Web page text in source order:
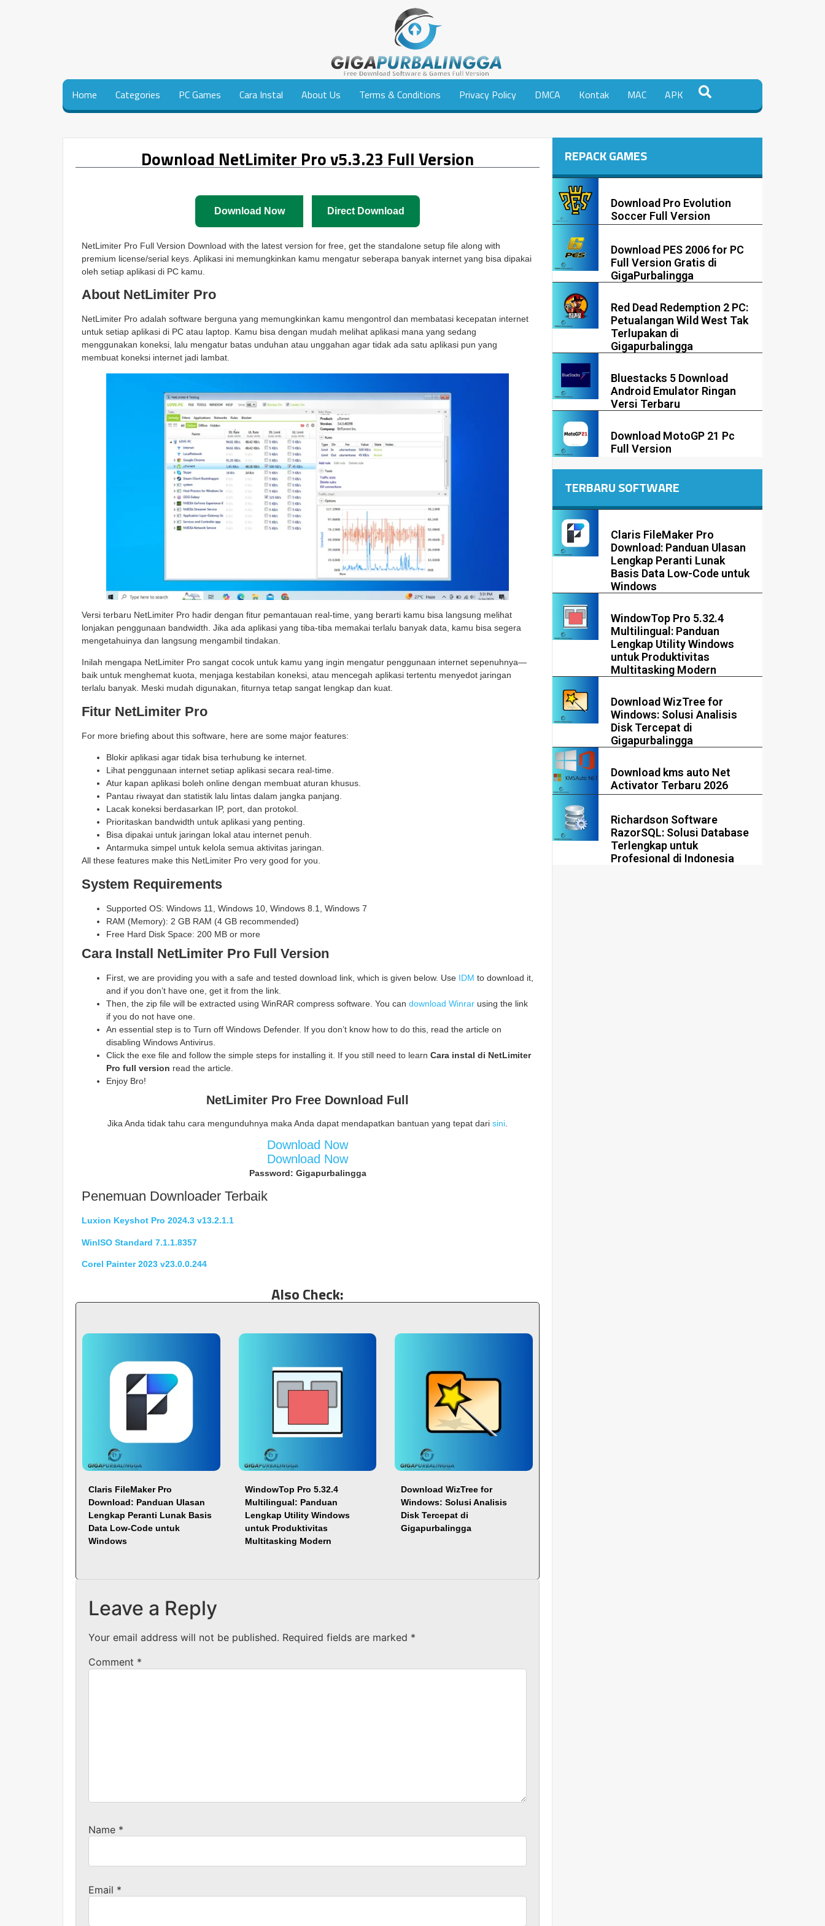
Home Categories PC Games Cara Instal About Us Terms & Conditions Privacy Policy DMCA Kontak MAC APK
Download NetLimiter Pro v5.3.23 Full Version
Download Now Direct Download
NetLimiter Pro Full Version Download with the latest version for free, get the standalone setup file along with
premium license/serial keys. Aplikasi ini memungkinkan kamu mengatur seberapa banyak internet yang bisa dipakai
oleh setiap aplikasi di PC kamu.
About NetLimiter Pro
NetLimiter Pro adalah software berguna yang memungkinkan kamu mengontrol dan membatasi kecepatan internet
untuk setiap aplikasi di PC atau laptop. Kamu bisa dengan mudah melihat aplikasi mana yang sedang
menggunakan koneksi, lalu mengatur batas unduhan atau unggahan agar tidak ada satu aplikasi pun yang
membuat koneksi internet jadi lambat.
Versi terbaru NetLimiter Pro hadir dengan fitur pemantauan real-time, yang berarti kamu bisa langsung melihat
lonjakan penggunaan bandwidth. Jika ada aplikasi yang tiba-tiba memakai terlalu banyak data, kamu bisa segera
mengetahuinya dan langsung mengambil tindakan.
Inilah mengapa NetLimiter Pro sangat cocok untuk kamu yang ingin mengatur penggunaan internet sepenuhnya—
baik untuk menghemat kuota, menjaga kestabilan koneksi, atau mencegah aplikasi tertentu menyedot jaringan
terlalu banyak. Meski mudah digunakan, fiturnya tetap sangat lengkap dan kuat.
Fitur NetLimiter Pro
For more briefing about this software, here are some major features:
Blokir aplikasi agar tidak bisa terhubung ke internet.
Lihat penggunaan internet setiap aplikasi secara real-time.
Atur kapan aplikasi boleh online dengan membuat aturan khusus.
Pantau riwayat dan statistik lalu lintas dalam jangka panjang.
Lacak koneksi berdasarkan IP, port, dan protokol.
Prioritaskan bandwidth untuk aplikasi yang penting.
Bisa dipakai untuk jaringan lokal atau internet penuh.
Antarmuka simpel untuk kelola semua aktivitas jaringan.
All these features make this NetLimiter Pro very good for you.
System Requirements
Supported OS: Windows 11, Windows 10, Windows 8.1, Windows 7
RAM (Memory): 2 GB RAM (4 GB recommended)
Free Hard Disk Space: 200 MB or more
Cara Install NetLimiter Pro Full Version
First, we are providing you with a safe and tested download link, which is given below. Use IDM to download it,
and if you don’t have one, get it from the link.
Then, the zip file will be extracted using WinRAR compress software. You can download Winrar using the link
if you do not have one.
An essential step is to Turn off Windows Defender. If you don’t know how to do this, read the article on
disabling Windows Antivirus.
Click the exe file and follow the simple steps for installing it. If you still need to learn Cara instal di NetLimiter
Pro full version read the article.
Enjoy Bro!
NetLimiter Pro Free Download Full
Jika Anda tidak tahu cara mengunduhnya maka Anda dapat mendapatkan bantuan yang tepat dari sini
Download Now
Download Now
Password: Gigapurbalingga
Penemuan Downloader Terbaik
Luxion Keyshot Pro 2024.3 v13.2.1.1
WinISO Standard 7.1.1.8357
Corel Painter 2023 v23.0.0.244
Also Check:
Claris FileMaker Pro
Download: Panduan Ulasan
Lengkap Peranti Lunak Basis
Data Low-Code untuk
Windows
WindowTop Pro 5.32.4
Multilingual: Panduan
Lengkap Utility Windows
untuk Produktivitas
Multitasking Modern
Download WizTree for
Windows: Solusi Analisis
Disk Tercepat di
Gigapurbalingga
Leave a Reply
Your email address will not be published. Required fields are marked *
Comment *
Name *
Email *
REPACK GAMES
Download Pro Evolution
Soccer Full Version
Download PES 2006 for PC
Full Version Gratis di
GigaPurbalingga
Red Dead Redemption 2 PC:
Petualangan Wild West Tak
Terlupakan di
Gigapurbalingga
Bluestacks 5 Download
Android Emulator Ringan
Versi Terbaru
Download MotoGP 21 Pc
Full Version
TERBARU SOFTWARE
Claris FileMaker Pro
Download: Panduan Ulasan
Lengkap Peranti Lunak
Basis Data Low-Code untuk
Windows
WindowTop Pro 5.32.4
Multilingual: Panduan
Lengkap Utility Windows
untuk Produktivitas
Multitasking Modern
Download WizTree for
Windows: Solusi Analisis
Disk Tercepat di
Gigapurbalingga
Download kms auto Net
Activator Terbaru 2026
Richardson Software
RazorSQL: Solusi Database
Terlengkap untuk
Profesional di Indonesia